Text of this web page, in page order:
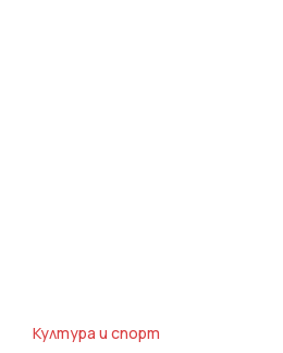
Култура и спорт